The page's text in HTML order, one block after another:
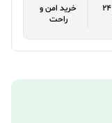
پشتیبانی 24
خرید امن و
راحت